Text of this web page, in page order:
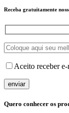
Receba gratuitamente
Aceito receber
Quero conhecer os